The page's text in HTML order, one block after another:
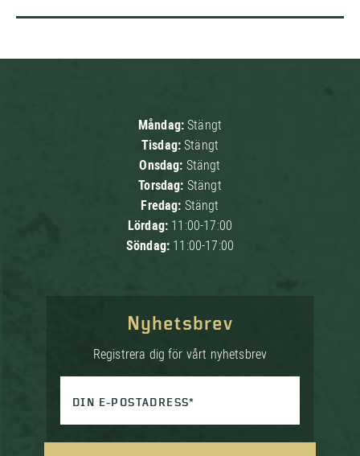
Måndag:Stängt
Tisdag:Stängt
Onsdag: Stängt
Torsdag: Stängt
Fredag: Stängt
Lördag: 11:00-17:00
Söndag: 11:00-17:00
Nyhetsbrev
Registrera dig för vårt nyhetsbrev
DIN E-POSTADRESS*